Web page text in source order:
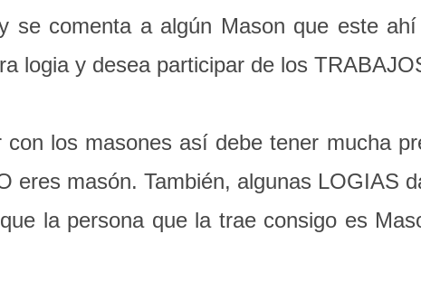
se comenta a algún Mason que este
logia y desea participar de los
con los masones así debe tener mucha
eres masón. También, algunas LOGIAS
la persona que la trae consigo es